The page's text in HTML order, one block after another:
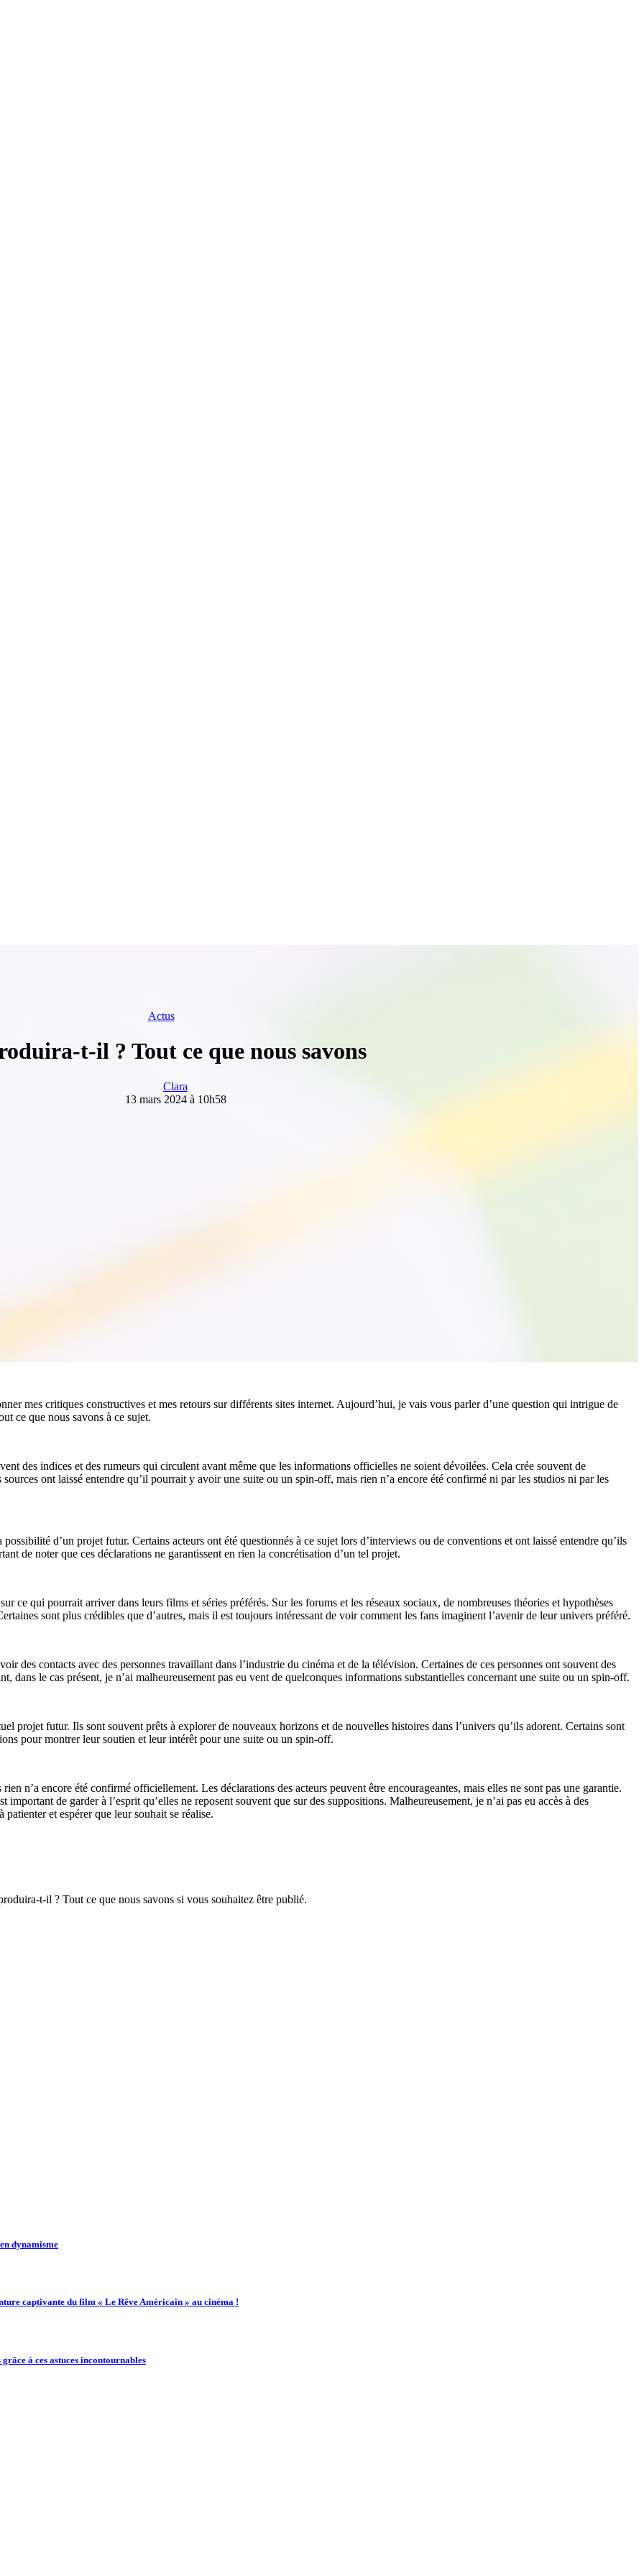
Actus
t-il ? Tout ce que nous savons
Clara
13 mars 2024 à 10h58
mes critiques constructives et mes retours sur différents sites internet. Aujourd’hui, je vais vous parler d’une question qui intrigue de
ce que nous savons à ce sujet.
des indices et des rumeurs qui circulent avant même que les informations officielles ne soient dévoilées. Cela crée souvent de
ont laissé entendre qu’il pourrait y avoir une suite ou un spin-off, mais rien n’a encore été confirmé ni par les studios ni par les
d’un projet futur. Certains acteurs ont été questionnés à ce sujet lors d’interviews ou de conventions et ont laissé entendre qu’ils
de noter que ces déclarations ne garantissent en rien la concrétisation d’un tel projet.
ce qui pourrait arriver dans leurs films et séries préférés. Sur les forums et les réseaux sociaux, de nombreuses théories et hypothèses
sont plus crédibles que d’autres, mais il est toujours intéressant de voir comment les fans imaginent l’avenir de leur univers préféré.
des contacts avec des personnes travaillant dans l’industrie du cinéma et de la télévision. Certaines de ces personnes ont souvent des
dans le cas présent, je n’ai malheureusement pas eu vent de quelconques informations substantielles concernant une suite ou un spin-off.
projet futur. Ils sont souvent prêts à explorer de nouveaux horizons et de nouvelles histoires dans l’univers qu’ils adorent. Certains sont
pour montrer leur soutien et leur intérêt pour une suite ou un spin-off.
n’a encore été confirmé officiellement. Les déclarations des acteurs peuvent être encourageantes, mais elles ne sont pas une garantie.
de garder à l’esprit qu’elles ne reposent souvent que sur des suppositions. Malheureusement, je n’ai pas eu accès à des
et espérer que leur souhait se réalise.
t-il ? Tout ce que nous savons si vous souhaitez être publié.
dynamisme
captivante du film « Le Rêve Américain » au cinéma !
à ces astuces incontournables